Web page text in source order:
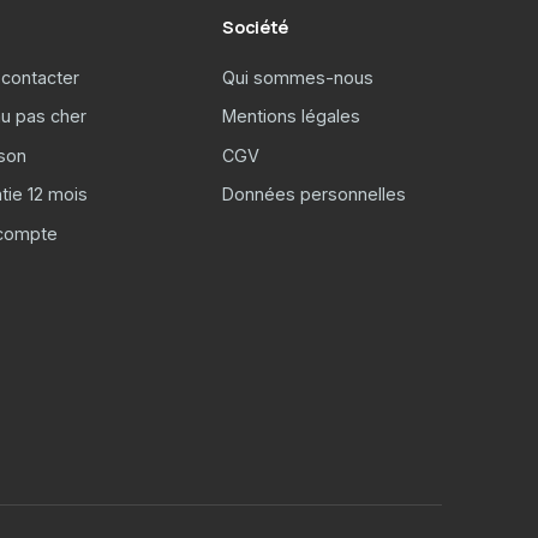
pas cher
12 mois
Société
Qui sommes-nous
Mentions légales
CGV
Données personnelles